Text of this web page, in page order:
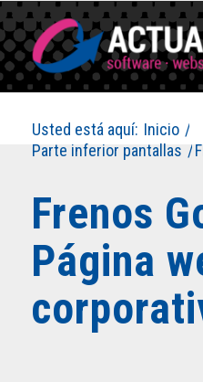
Usted está aquí: Inicio /
Parte inferior pantallas /
Frenos
Página